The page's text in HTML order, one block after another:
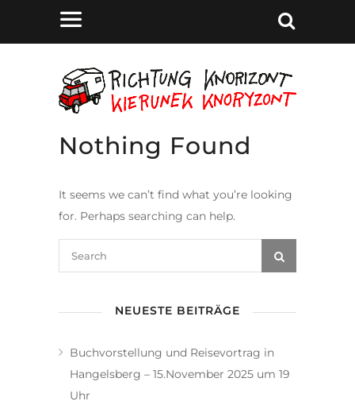
Nothing Found
It seems we can’t find what you’re looking
for. Perhaps searching can help.
NEUESTE BEITRÄGE
Buchvorstellung und Reisevortrag in
Hangelsberg – 15.November 2025 um 19
Uhr